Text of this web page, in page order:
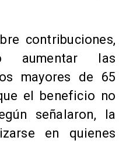
contribuciones,
aumentar las
mayores de 65
el beneficio no
señalaron, la
en quienes